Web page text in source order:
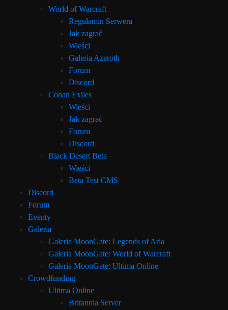
World of Warcraft
Regulamin Serwera
Jak zagrać
Wieści
Galeria Azeroth
Forum
Discord
Conan Exiles
Wieści
Jak zagrać
Forum
Discord
Black Desert Beta
Wieści
Beta Test CMS
Discord
Forum
Eventy
Galeria
Galeria MoonGate: Legends of Aria
Galeria MoonGate: World of Warcraft
Galeria MoonGate: Ultima Online
Crowdfunding
Ultima Online
Britannia Server